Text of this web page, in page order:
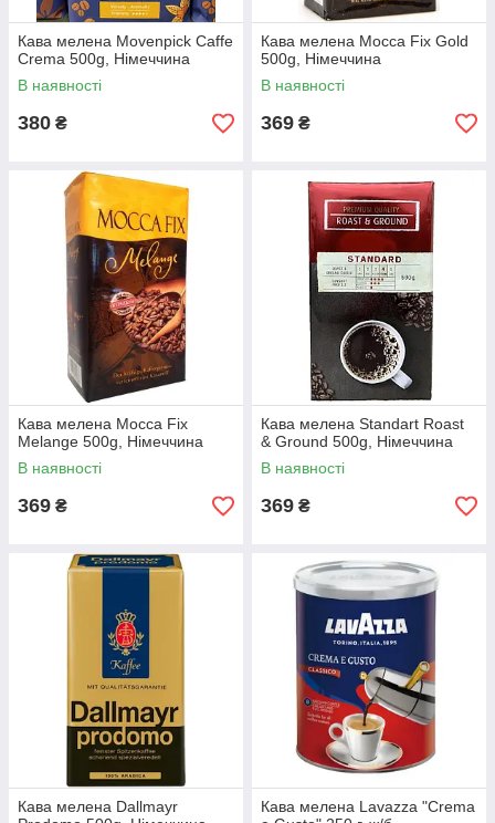
Кава мелена Movenpick Caffe
Crema 500g, Німеччина
В наявності
380 ₴
Кава мелена Mocca Fix Gold
500g, Німеччина
В наявності
369 ₴
Кава мелена Mocca Fix
Melange 500g, Німеччина
В наявності
369 ₴
Кава мелена Standart Roast
& Ground 500g, Німеччина
В наявності
369 ₴
Кава мелена Dallmayr
Кава мелена Lavazza "Crema